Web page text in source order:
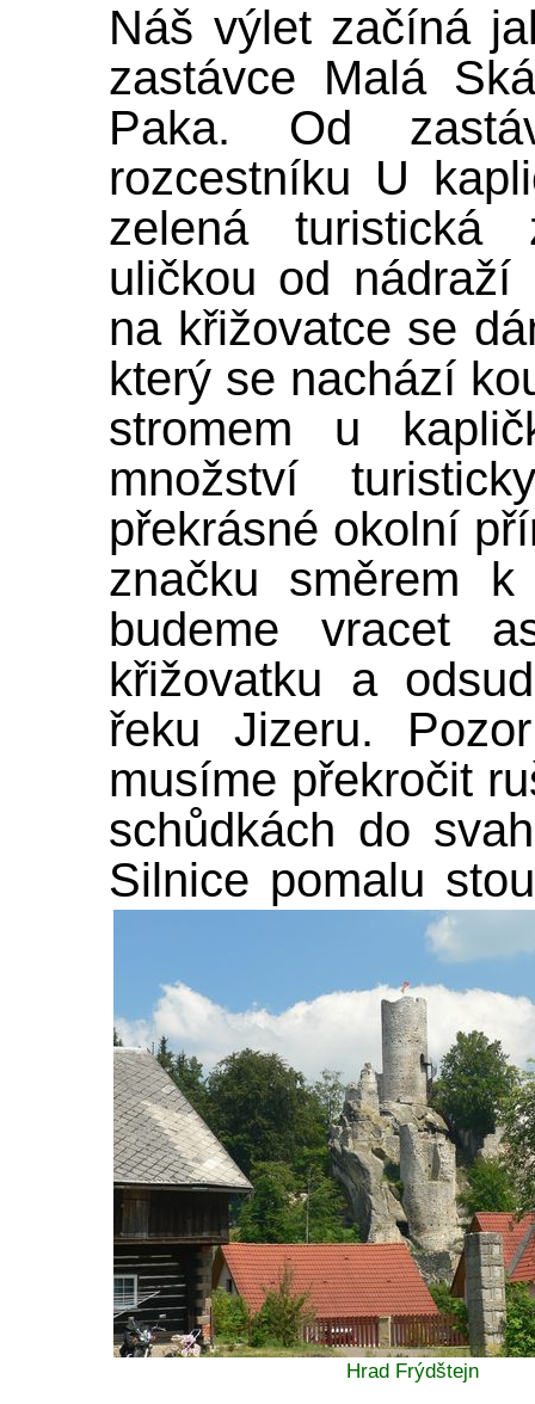
Náš výlet začíná
zastávce Malá
Paka. Od
rozcestníku U
zelená turistická
uličkou od
na křižovatce se
který se nachází
stromem u
množství
překrásné okolní
značku směrem
budeme vracet
křižovatku a
řeku Jizeru.
musíme překročit
schůdkách do
Silnice pomalu
Hrad Frýdštejn